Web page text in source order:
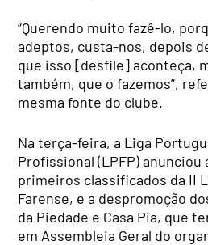
“Querendo muito fazê-lo,
adeptos, custa-nos, depois
que isso [desfile] aconteça,
também, que o fazemos”,
mesma fonte do clube.
Na terça-feira, a Liga
Profissional (LPFP) anunciou
primeiros classificados da II
Farense, e a despromoção
da Piedade e Casa Pia, que
em Assembleia Geral do